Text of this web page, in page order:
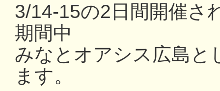
3/14-15の2日間開催さ
期間中
みなとオアシス広島と
ます。